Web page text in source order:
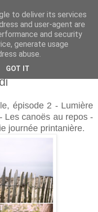
épisode 2 - Lumière
Les canoës au repos -
journée printanière.
to deliver its services
and user-agent are
and security
generate usage
abuse.
GOT IT